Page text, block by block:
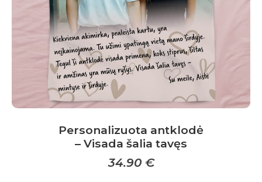
i
k
i
s
Personalizuota antklodė
– Visada šalia tavęs
34.90 €